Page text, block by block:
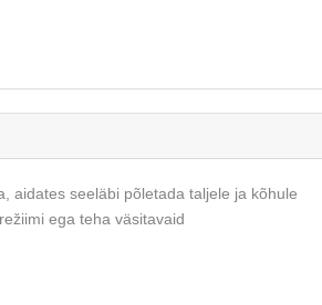
aidates seeläbi põletada taljele ja kõhule
ega teha väsitavaid